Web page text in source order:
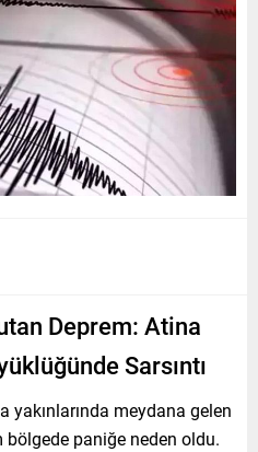
Deprem: Atina
Sarsıntı
yakınlarında meydana gelen
paniğe neden oldu.